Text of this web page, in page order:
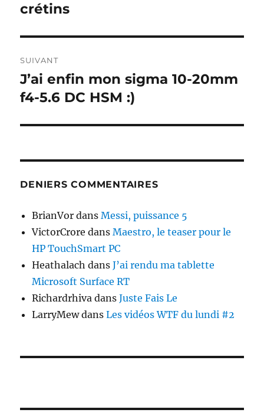
l’article
précédente :
crétins
SUIVANT
Publication
suivante :
J’ai enfin mon sigma 10-20mm
f4-5.6 DC HSM :)
DENIERS COMMENTAIRES
BrianVor dansMessi, puissance 5
VictorCrore dansMaestro, le teaser pour le
HP TouchSmart PC
Heathalach dansJ’ai rendu ma tablette
Microsoft Surface RT
Richardrhiva dansJuste Fais Le
LarryMewdansLes vidéos WTF du lundi #2